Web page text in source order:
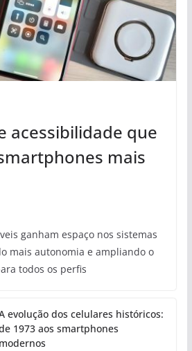
acessibilidade que
mais
ganham espaço nos sistemas
mais autonomia e ampliando o
todos os perfis
evolução dos celulares históricos:
1973 aos smartphones
modernos